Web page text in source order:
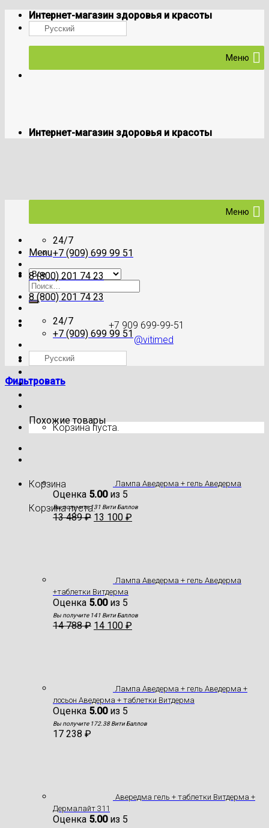
Skip
content
Интернет-магазин здоровья и красоты
Русский
Меню
Интернет-магазин здоровья и красоты
Menu
Искать:
+7 909 699-99-51
@vitimed
Где моя посылка?
Корзина пуста.
Корзина
Корзина пуста.
Меню
24/7
+7 (909) 699 99 51
8 (800) 201 74 23
8 (800) 201 74 23
24/7
+7 (909) 699 99 51
Русский
Фильтровать
Похожие товары
Лампа Аведерма + гель Аведерма
Оценка 5.00из 5
Вы получите 131 Вити Баллов
13 489₽ 13 100 ₽
Лампа Аведерма + гель Аведерма
+таблетки Витдерма
Оценка 5.00из 5
Вы получите 141 Вити Баллов
14 788₽ 14 100 ₽
Лампа Аведерма + гель Аведерма +
лосьон Аведерма + таблетки Витдерма
Оценка 5.00из 5
Вы получите 172.38 Вити Баллов
17 238 ₽
Авередма гель + таблетки Витдерма +
Дермалайт 311
Оценка 5.00из 5